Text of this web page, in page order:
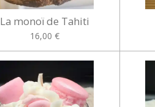
La monoï de Tahiti
16,00 €